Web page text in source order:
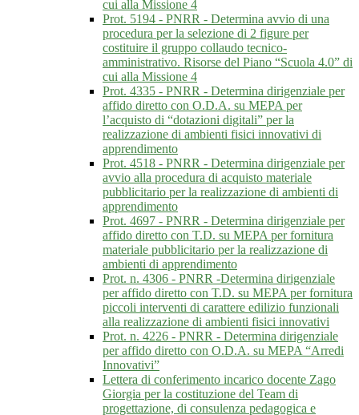
cui alla Missione 4
Prot. 5194 - PNRR - Determina avvio di una
procedura per la selezione di 2 figure per
costituire il gruppo collaudo tecnico-
amministrativo. Risorse del Piano “Scuola 4.0” di
cui alla Missione 4
Prot. 4335 - PNRR - Determina dirigenziale per
affido diretto con O.D.A. su MEPA per
l’acquisto di “dotazioni digitali” per la
realizzazione di ambienti fisici innovativi di
apprendimento
Prot. 4518 - PNRR - Determina dirigenziale per
avvio alla procedura di acquisto materiale
pubblicitario per la realizzazione di ambienti di
apprendimento
Prot. 4697 - PNRR - Determina dirigenziale per
affido diretto con T.D. su MEPA per fornitura
materiale pubblicitario per la realizzazione di
ambienti di apprendimento
Prot. n. 4306 - PNRR -Determina dirigenziale
per affido diretto con T.D. su MEPA per fornitura
piccoli interventi di carattere edilizio funzionali
alla realizzazione di ambienti fisici innovativi
Prot. n. 4226 - PNRR - Determina dirigenziale
per affido diretto con O.D.A. su MEPA “Arredi
Innovativi”
Lettera di conferimento incarico docente Zago
Giorgia per la costituzione del Team di
progettazione, di consulenza pedagogica e